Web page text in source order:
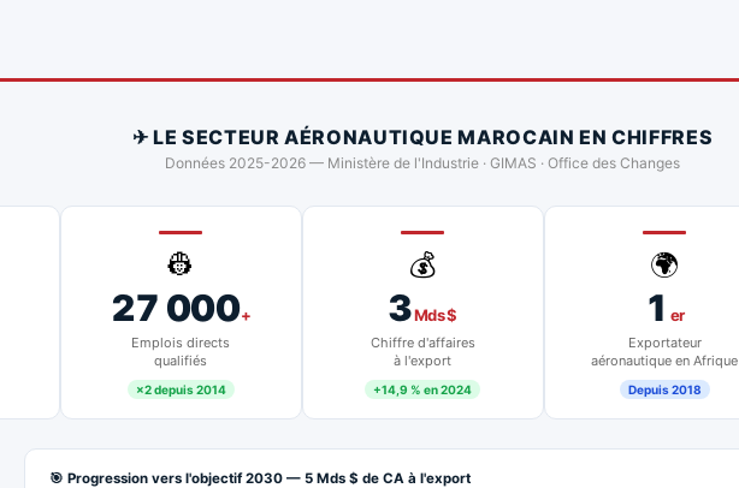
✈ LE SECTEUR AÉRONAUTIQUE MAROCAIN EN CHIFFRES
Données 2025-2026 — Ministère de l'Industrie · GIMAS · Office des Changes
👷
27 000+
Emplois directs
qualifiés
×2 depuis 2014
💰
3Mds $
Chiffre d'affaires
à l'export
+14,9 % en 2024
🌍
1 er
Exportateur
aéronautique en Afrique
Depuis 2018
🎯 Progression vers l'objectif 2030 — 5 Mds $ de CA à l'export